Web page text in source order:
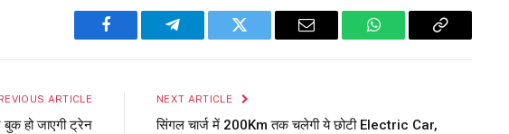
Facebook Telegram Twitter Email WhatsAppCopy
ARTICLE
हो जाएगी ट्रेन
NEXT ARTICLE
सिंगल चार्ज में 200Km तक चलेगी ये छोटी Electric Car,